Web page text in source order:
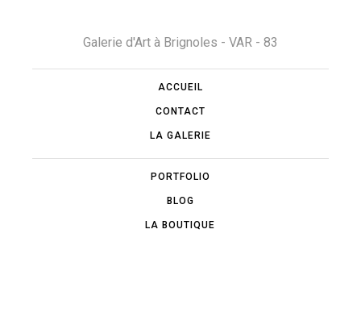
ACCUEIL
CONTACT
LA GALERIE
Galerie d'Art à Brignoles - VAR - 83
PORTFOLIO
BLOG
LA BOUTIQUE